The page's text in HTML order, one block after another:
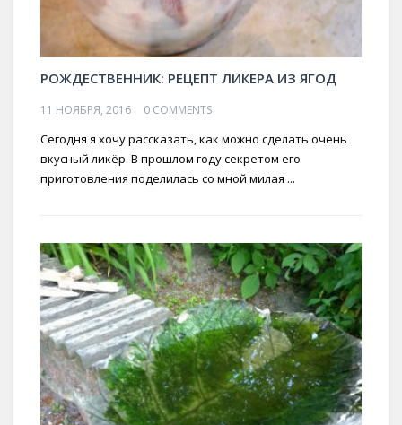
РОЖДЕСТВЕННИК: РЕЦЕПТ ЛИКЕРА ИЗ ЯГОД
11 НОЯБРЯ, 2016 0 COMMENTS
Сегодня я хочу рассказать, как можно сделать очень
вкусный ликёр. В прошлом году секретом его
приготовления поделилась со мной милая ...